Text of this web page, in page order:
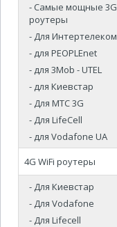
- Самые мощные 3G
роутеры
- Для Интертелеком
- для PEOPLEnet
- для 3Mob - UTEL
- для Киевстар
- Для МТС 3G
- Для LifeCell
- для Vodafone UA
4G WiFi роутеры
- Для Киевстар
- Для Vodafone
- Для Lifecell